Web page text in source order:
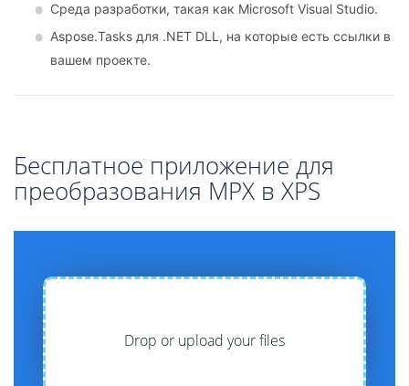
Среда разработки, такая как Microsoft Visual Studio.
Aspose.Tasks для .NET DLL, на которые есть ссылки в
вашем проекте.
Бесплатное приложение для
преобразования MPX в XPS